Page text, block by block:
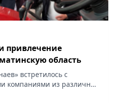
привлечение
область
встретилось с
компаниями из различных
Vecher.kz.